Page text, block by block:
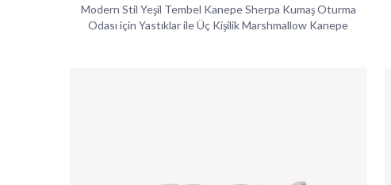
Modern Stil Yeşil Tembel Kanepe Sherpa Kumaş Oturma
Odası için Yastıklar ile Üç Kişilik Marshmallow Kanepe